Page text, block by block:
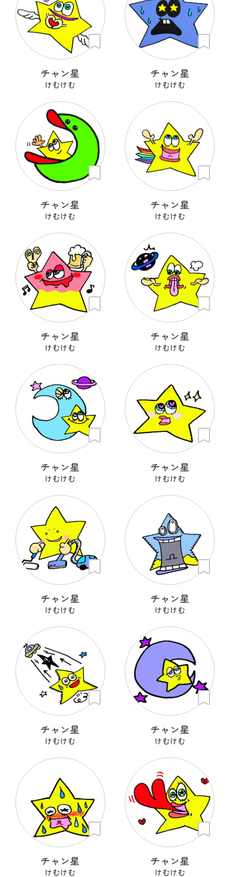
チャン星
けむけむ
チャン星
けむけむ
チャン星
けむけむ
チャン星
けむけむ
チャン星
けむけむ
チャン星
けむけむ
チャン星
けむけむ
チャン星
けむけむ
チャン星
けむけむ
チャン星
けむけむ
チャン星
けむけむ
チャン星
けむけむ
チャン星
けむけむ
チャン星
けむけむ